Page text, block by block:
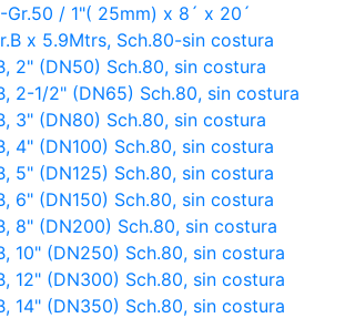
/ 1"( 25mm) x 8´ x 20´
x 5.9Mtrs, Sch.80-sin costura
2" (DN50) Sch.80, sin costura
2-1/2" (DN65) Sch.80, sin costura
3" (DN80) Sch.80, sin costura
4" (DN100) Sch.80, sin costura
5" (DN125) Sch.80, sin costura
6" (DN150) Sch.80, sin costura
8" (DN200) Sch.80, sin costura
10" (DN250) Sch.80, sin costura
12" (DN300) Sch.80, sin costura
14" (DN350) Sch.80, sin costura